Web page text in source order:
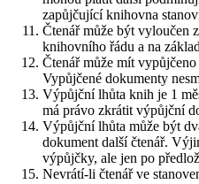
zapůjčující knihovna
Čtenář může být vyloučen
knihovního řádu a na
Čtenář může mít
Vypůjčené dokumenty
Výpůjční lhůta knih je 1
má právo zkrátit výpůjční
Výpůjční lhůta může být
dokument další čtenář.
výpůjčky, ale jen po
Nevrátí-li čtenář ve